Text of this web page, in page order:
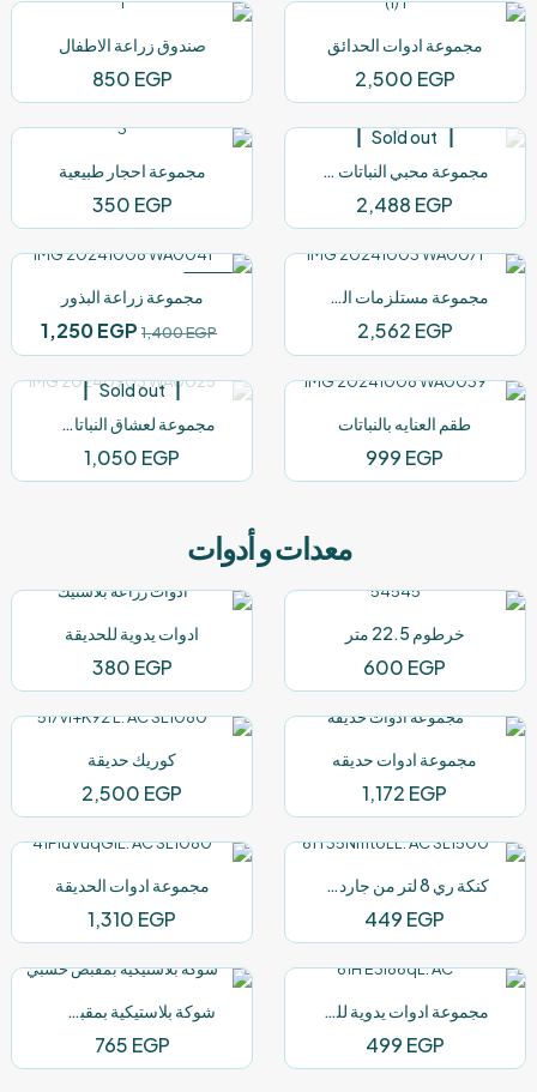
مجموعة ادوات الحدائق
2,500 EGP
صندوق زراعة الاطفال
850 EGP
Sold out
مجموعة محبي النباتات الداخلية
2,488 EGP
مجموعة احجار طبيعية
350 EGP
مجموعة مستلزمات الزراعة
2,562 EGP
مجموعة زراعة البذور
1,400EGP
السعر
الأصلي
هو:
1,400 EGP.
1,250EGP
هو:
طقم العنايه بالنباتات
999 EGP
Sold out
مجموعة لعشاق النباتات الداخلية
1,050 EGP
معدات و أدوات
خرطوم 22.5 متر
600 EGP
ادوات يدوية للحديقة
380 EGP
مجموعة ادوات حديقه
1,172 EGP
كوريك حديقة
2,500 EGP
كنكة ري 8 لتر من جاردن هب
449 EGP
مجموعة ادوات الحديقة
1,310 EGP
مجموعة ادوات يدوية للحديقة
499 EGP
شوكة بلاستيكية بمقبض خشبي
765 EGP